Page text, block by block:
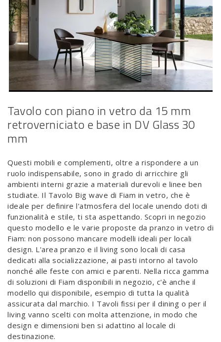
Tavolo con piano in vetro da 15 mm
retroverniciato e base in DV Glass 30
mm
Questi mobili e complementi, oltre a rispondere a un
ruolo indispensabile, sono in grado di arricchire gli
ambienti interni grazie a materiali durevoli e linee ben
studiate. Il Tavolo Big wave di Fiam in vetro, che è
ideale per definire l'atmosfera del locale unendo doti di
funzionalità e stile, ti sta aspettando. Scopri in negozio
questo modello e le varie proposte da pranzo in vetro di
Fiam: non possono mancare modelli ideali per locali
design. L'area pranzo e il living sono locali di casa
dedicati alla socializzazione, ai pasti intorno al tavolo
nonché alle feste con amici e parenti. Nella ricca gamma
di soluzioni di Fiam disponibili in negozio, c'è anche il
modello qui disponibile, esempio di tutta la qualità
assicurata dal marchio. I Tavoli fissi per il dining o per il
living vanno scelti con molta attenzione, in modo che
design e dimensioni ben si adattino al locale di
destinazione.